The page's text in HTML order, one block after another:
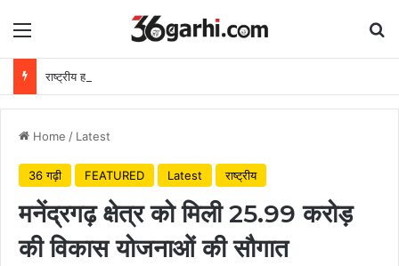
Menu
Home / Latest
36 गढ़ी FEATURED Latest राष्ट्रीय
मनेंद्रगढ़ क्षेत्र को मिली 25.99 करोड़
की विकास योजनाओं की सौगात